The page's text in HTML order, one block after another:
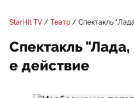
StarHit TV Театр Спектакль
Спектакль "Лада,
е действие